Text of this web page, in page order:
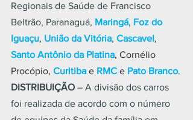
Regionais de Saúde de Francisco
Beltrão, Paranaguá, Maringá, Foz do
Iguaçu, União da Vitória, Cascavel,
Santo Antônio da Platina, Cornélio
Procópio, Curitiba e RMC e Pato Branco.
DISTRIBUIÇÃO – A divisão dos carros
foi realizada de acordo com o número